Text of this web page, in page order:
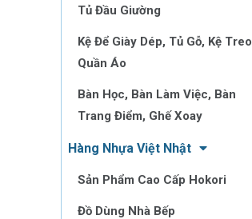
Tủ Đầu Giường
Kệ Để Giày Dép, Tủ Gỗ, Kệ Treo
Quần Áo
Bàn Học, Bàn Làm Việc, Bàn
Trang Điểm, Ghế Xoay
Hàng Nhựa Việt Nhật
Sản Phẩm Cao Cấp Hokori
Đồ Dùng Nhà Bếp